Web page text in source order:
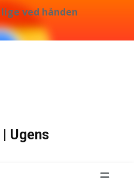
ved hånden
Ugens